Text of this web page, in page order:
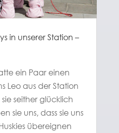
in unserer Station –
ein Paar einen
Leo aus der Station
seither glücklich
sie uns, dass sie uns
übereignen